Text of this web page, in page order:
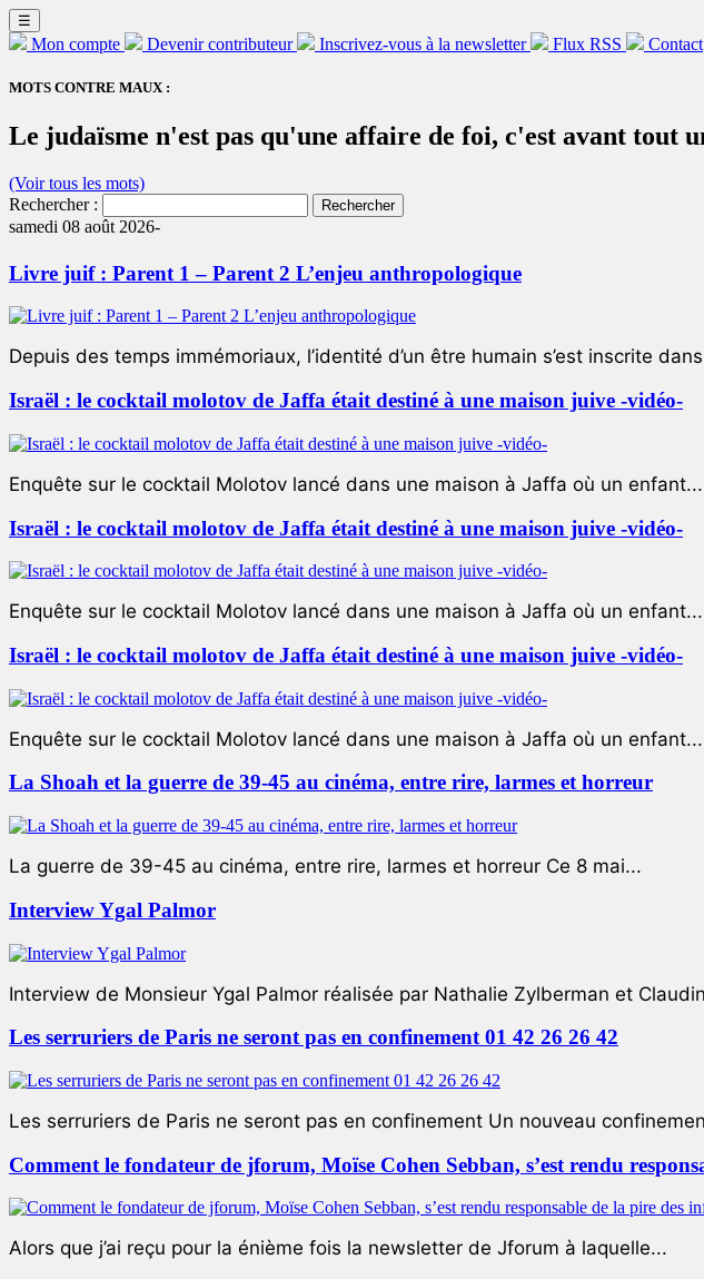
☰
Mon compte Devenir contributeur Inscrivez-vous à la newsletter Flux RSS Contact
MOTS CONTRE MAUX :
Le judaïsme n'est pas qu'une affaire de foi, c'est avant tout
(Voir tous les mots)
Rechercher :
samedi 08 août 2026-
Livre juif : Parent 1 – Parent 2 L’enjeu anthropologique
Depuis des temps immémoriaux, l’identité d’un être humain s’est inscrite
Israël : le cocktail molotov de Jaffa était destiné à une maison juive -vidéo-
Enquête sur le cocktail Molotov lancé dans une maison à Jaffa où un enfant...
Israël : le cocktail molotov de Jaffa était destiné à une maison juive -vidéo-
Enquête sur le cocktail Molotov lancé dans une maison à Jaffa où un enfant...
Israël : le cocktail molotov de Jaffa était destiné à une maison juive -vidéo-
Enquête sur le cocktail Molotov lancé dans une maison à Jaffa où un enfant...
La Shoah et la guerre de 39-45 au cinéma, entre rire, larmes et horreur
La guerre de 39-45 au cinéma, entre rire, larmes et horreur Ce 8 mai...
Interview Ygal Palmor
Interview de Monsieur Ygal Palmor réalisée par Nathalie Zylberman et
Les serruriers de Paris ne seront pas en confinement 01 42 26 26 42
Les serruriers de Paris ne seront pas en confinement Un nouveau
Comment le fondateur de jforum, Moïse Cohen Sebban, s’est rendu
Alors que j’ai reçu pour la énième fois la newsletter de Jforum à laquelle...